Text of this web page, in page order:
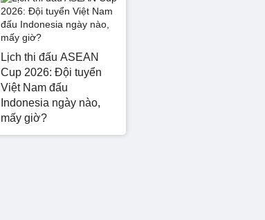
Lịch thi đấu ASEAN
Cup 2026: Đội tuyển
Việt Nam đấu
Indonesia ngày nào,
mấy giờ?